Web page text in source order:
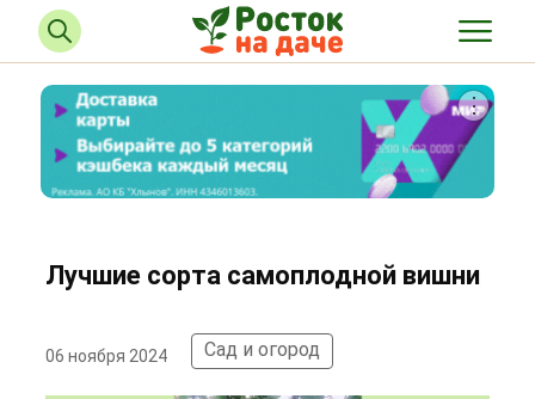
Лучшие сорта самоплодной вишни
06 ноября 2024 Сад и огород